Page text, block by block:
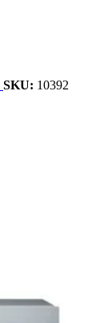
SKU: 10392